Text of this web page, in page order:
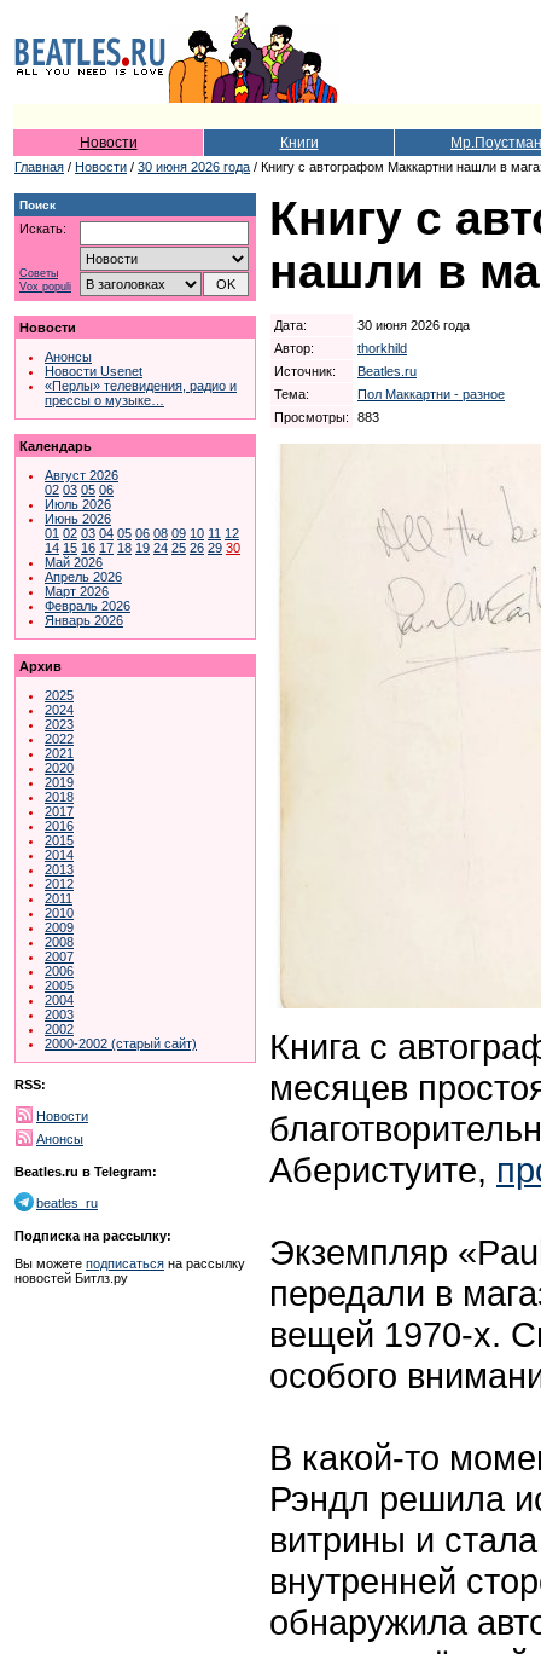
Новости Книги Мр.Поустман
Главная / Новости / 30 июня 2026 года / Книгу с автографом Маккартни нашли в
Поиск
Искать:
Советы
Vox populi
Новости
Анонсы
Новости Usenet
«Перлы» телевидения, радио и
прессы о музыке…
Календарь
Август 2026
02 03 05 06
Июль 2026
Июнь 2026
01 02 03 04 05 06 08 09 10 11 12
14 15 16 17 18 19 24 25 26 29 30
Май 2026
Апрель 2026
Март 2026
Февраль 2026
Январь 2026
Архив
2025
2024
2023
2022
2021
2020
2019
2018
2017
2016
2015
2014
2013
2012
2011
2010
2009
2008
2007
2006
2005
2004
2003
2002
2000-2002 (старый сайт)
RSS:
Новости
Анонсы
Beatles.ru в Telegram:
beatles_ru
Подписка на рассылку:
Вы можете подписаться на рассылку
новостей Битлз.ру
Книгу с
нашли в
Дата:
30 июня 2026 года
Автор:
thorkhild
Источник:
Beatles.ru
Тема:
Пол Маккартни - разное
Просмотры:
883
Книга с
месяцев
Аберистуите,
Экземпляр
передали в
вещей 1970-х.
особого
В какой-то
Рэндл решила
витрины и
внутренней
обнаружила